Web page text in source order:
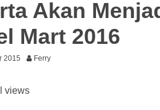
Akan
Mart 2016
2015 Ferry
views